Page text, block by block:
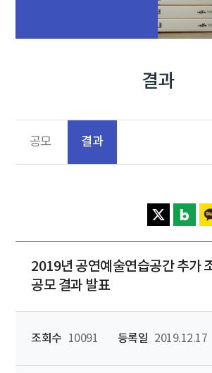
결과
공모 결과
2019년 공연예술연습공간 추가
공모 결과 발표
조회수 10091 등록일 2019.12.17